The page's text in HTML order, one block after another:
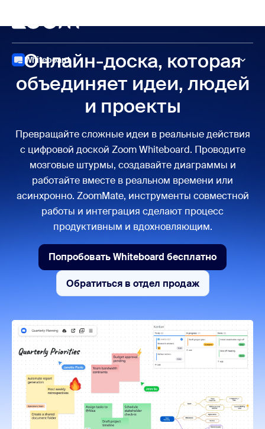
Whiteboard
Онлайн-доска, которая
объединяет идеи, людей
и проекты
Превращайте сложные идеи в реальные действия
с цифровой доской Zoom Whiteboard. Проводите
мозговые штурмы, создавайте диаграммы и
работайте вместе в реальном времени или
асинхронно. ZoomMate, инструменты совместной
работы и интеграция сделают процесс
продуктивным и вдохновляющим.
Попробовать Whiteboard бесплатно
Попробовать Whiteboard
Обратиться в отдел продажОбратиться в отдел продаж